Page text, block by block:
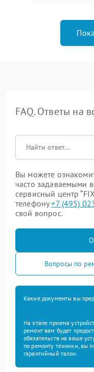
FAQ. Ответы на
Вы можете
часто задаваемыми
сервисный центр
телефону+7 (495)
свой вопрос.
Вопросы по
Какие документы вы
На этапе приема
ремонт вам будет
обязательств на ваше
по ремонту техники, вы
гарантийный талон.